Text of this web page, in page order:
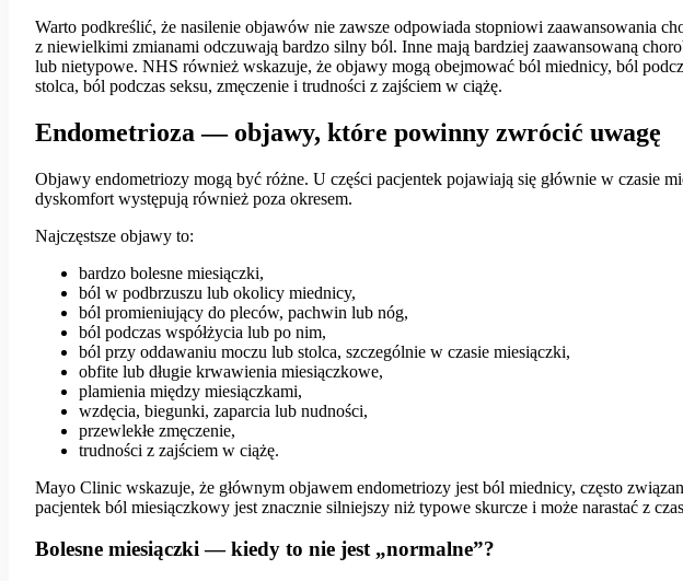
Warto podkreślić, że nasilenie objawów nie zawsze odpowiada stopniowi zaawansowania
z niewielkimi zmianami odczuwają bardzo silny ból. Inne mają bardziej zaawansowaną
lub nietypowe. NHS również wskazuje, że objawy mogą obejmować ból miednicy, ból
stolca, ból podczas seksu, zmęczenie i trudności z zajściem w ciążę.
Endometrioza — objawy, które powinny zwrócić uwagę
Objawy endometriozy mogą być różne. U części pacjentek pojawiają się głównie w czasie
dyskomfort występują również poza okresem.
Najczęstsze objawy to:
bardzo bolesne miesiączki,
ból w podbrzuszu lub okolicy miednicy,
ból promieniujący do pleców, pachwin lub nóg,
ból podczas współżycia lub po nim,
ból przy oddawaniu moczu lub stolca, szczególnie w czasie miesiączki,
obfite lub długie krwawienia miesiączkowe,
plamienia między miesiączkami,
wzdęcia, biegunki, zaparcia lub nudności,
przewlekłe zmęczenie,
trudności z zajściem w ciążę.
Mayo Clinic wskazuje, że głównym objawem endometriozy jest ból miednicy, często
pacjentek ból miesiączkowy jest znacznie silniejszy niż typowe skurcze i może narastać z
Bolesne miesiączki — kiedy to nie jest „normalne”?